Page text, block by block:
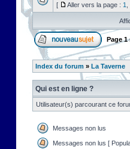
[ Aller vers la page : 1
Page1
Index du forum » La Taverne
Qui est en ligne ?
Utilisateur(s) parcourant ce
Messages non lus
Messages non lus [